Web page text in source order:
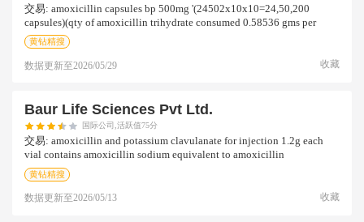
交易: amoxicillin capsules bp 500mg '(24502x10x10=24,50,200
capsules)(qty of amoxicillin trihydrate consumed 0.58536 gms per
黄钻精搜
数据更新至2026/05/29 收藏
Baur Life Sciences Pvt Ltd.
国际公司,活跃值75分
交易: amoxicillin and potassium clavulanate for injection 1.2g each
vial contains amoxicillin sodium equivalent to amoxicillin
黄钻精搜
数据更新至2026/05/13 收藏